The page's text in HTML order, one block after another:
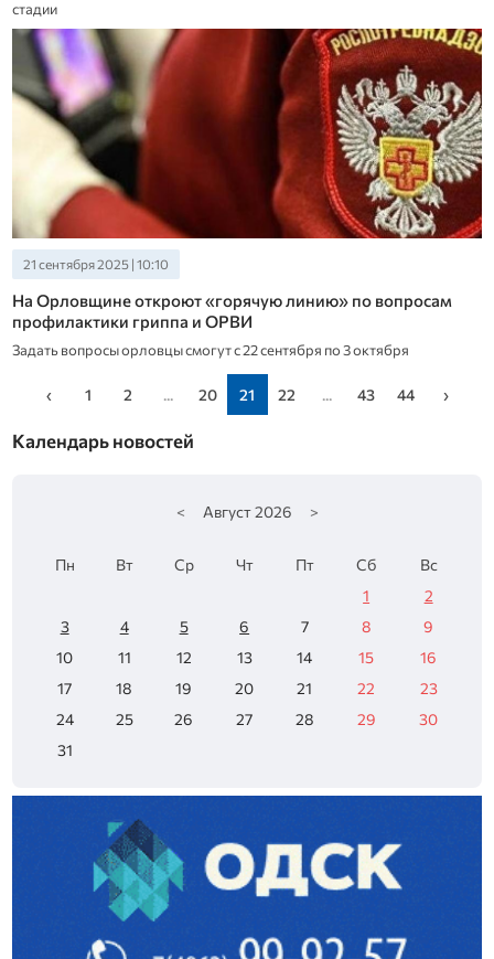
стадии
21 сентября 2025 | 10:10
На Орловщине откроют «горячую линию» по вопросам
профилактики гриппа и ОРВИ
Задать вопросы орловцы смогут с 22 сентября по 3 октября
‹ 1 2 ... 20 21 22 ... 43 44 ›
Календарь новостей
< Август 2026 >
Пн Вт Ср Чт Пт Сб
Вс
1
2
3
4 5 6 7 8
9
10
11 12 13 14 15
16
17
18 19 20 21 22
23
24
25 26 27 28 29
30
31